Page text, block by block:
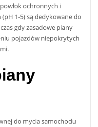
ochronnych i
1-5) są dedykowane do
gdy zasadowe piany
pojazdów niepokrytych
do mycia samochodu